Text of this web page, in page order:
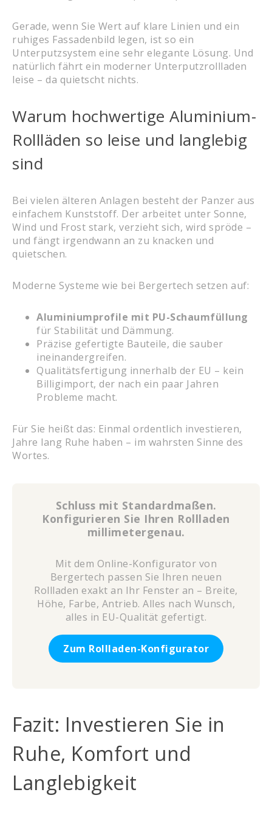
Gerade, wenn Sie Wert auf klare Linien und ein
ruhiges Fassadenbild legen, ist so ein
Unterputzsystem eine sehr elegante Lösung. Und
natürlich fährt ein moderner Unterputzrollladen
leise – da quietscht nichts.
Warum hochwertige Aluminium-
Rollläden so leise und langlebig
sind
Bei vielen älteren Anlagen besteht der Panzer aus
einfachem Kunststoff. Der arbeitet unter Sonne,
Wind und Frost stark, verzieht sich, wird spröde –
und fängt irgendwann an zu knacken und
quietschen.
Moderne Systeme wie bei Bergertech setzen auf:
Aluminiumprofile mit PU-Schaumfüllung
für Stabilität und Dämmung.
Präzise gefertigte Bauteile, die sauber
ineinandergreifen.
Qualitätsfertigung innerhalb der EU – kein
Billigimport, der nach ein paar Jahren
Probleme macht.
Für Sie heißt das: Einmal ordentlich investieren,
Jahre lang Ruhe haben – im wahrsten Sinne des
Wortes.
Schluss mit Standardmaßen.
Konfigurieren Sie Ihren Rollladen
millimetergenau.
Mit dem Online-Konfigurator von
Bergertech passen Sie Ihren neuen
Rollladen exakt an Ihr Fenster an – Breite,
Höhe, Farbe, Antrieb. Alles nach Wunsch,
alles in EU-Qualität gefertigt.
Zum Rollladen-Konfigurator
Fazit: Investieren Sie in
Ruhe, Komfort und
Langlebigkeit